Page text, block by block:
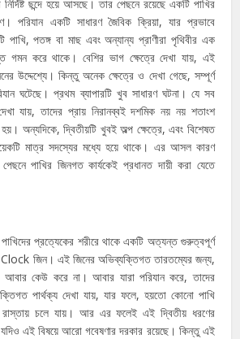
ছন্দে হয়ে আসছে। তার পেছনে রয়েছে একটি পাখির
পরিযান একটি সাধারণ জৈবিক ক্রিয়া, যার প্রভাবে
পতঙ্গ বা মাছ এবং অন্যান্য প্রাণীরা পৃথিবীর এক
গমন করে থাকে। বেশির ভাগ ক্ষেত্রে দেখা যায়, এই
উদ্দেশ্যে। কিন্তু অনেক ক্ষেত্রে ও দেখা গেছে, সম্পূর্ণ
ঘটেছে। প্রথম ব্যাপারটি খুব সাধারণ ঘটনা। যে সব
যায়, তাদের প্রায় নিরানব্বই দশমিক নয় নয় শতাংশ
অন্যদিকে, দ্বিতীয়টি খুবই অল্প ক্ষেত্রে, এবং বিশেষত
মাত্র সদস্যের মধ্যে হয়ে থাকে। এর আসল কারণ
পাখির জিনগত কার্যকেই প্রধানত দায়ী করা যেতে
পাখিদের প্রত্যেকের শরীরে থাকে একটি অত্যন্ত গুরুত্বপূর্ণ
Clock জিন। এই জিনের অভিব্যক্তিগত তারতম্যের জন্য,
আবার কেউ করে না। আবার যারা পরিযান করে, তাদের
পার্থক্য দেখা যায়, যার ফলে, হয়তো কোনো পাখি
রাস্তায় চলে যায়। আর এর ফলেই এই দ্বিতীয় ধরণের
এই বিষয়ে আরো গবেষণার দরকার রয়েছে। কিন্তু এই